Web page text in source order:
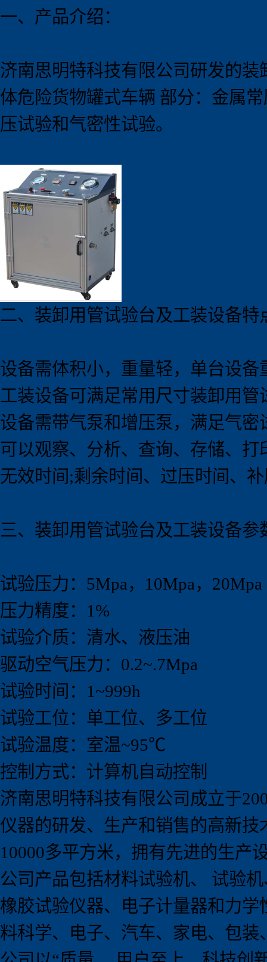
一、产品介绍：
济南思明特科技有限公司研发的装
体危险货物罐式车辆 部分：金属
压试验和气密性试验。
二、装卸用管试验台及工装设备特
设备需体积小，重量轻，单台设
工装设备可满足常用尺寸装卸用
设备需带气泵和增压泵，满足气
可以观察、分析、查询、存储、
无效时间;剩余时间、过压时间、
三、装卸用管试验台及工装设备参
试验压力：5Mpa，10Mpa，20Mpa
压力精度：1%
试验介质：清水、液压油
驱动空气压力：0.2~.7Mpa
试验时间：1~999h
试验工位：单工位、多工位
试验温度：室温~95℃
控制方式：计算机自动控制
济南思明特科技有限公司成立于
仪器的研发、生产和销售的高新
10000多平方米，拥有先进的生产
公司产品包括材料试验机、 试验
橡胶试验仪器、电子计量器和力
料科学、电子、汽车、家电、包